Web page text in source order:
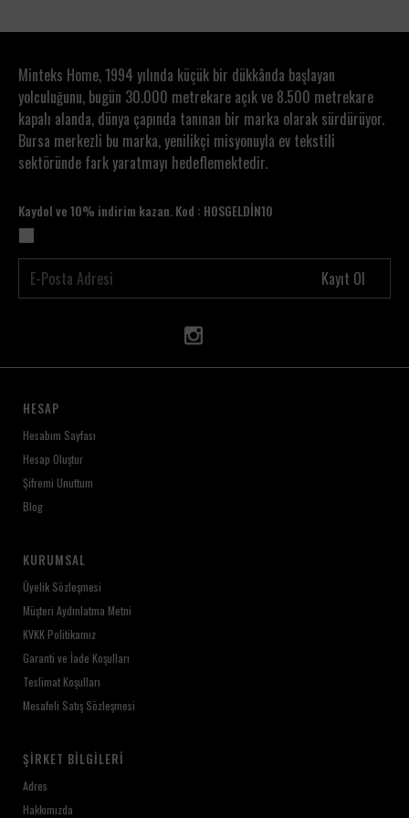
Minteks Home, 1994 yılında küçük bir dükkânda başlayan
yolculuğunu, bugün 30.000 metrekare açık ve 8.500 metrekare
kapalı alanda, dünya çapında tanınan bir marka olarak sürdürüyor.
Bursa merkezli bu marka, yenilikçi misyonuyla ev tekstili
sektöründe fark yaratmayı hedeflemektedir.
Kaydol ve 10% indirim kazan. Kod : HOSGELDİN10
Kayıt Ol
HESAP
Hesabım Sayfası
Hesap Oluştur
Şifremi Unuttum
Blog
KURUMSAL
Üyelik Sözleşmesi
Müşteri Aydınlatma Metni
KVKK Politikamız
Garanti ve İade Koşulları
Teslimat Koşulları
Mesafeli Satış Sözleşmesi
ŞIRKET BILGILERI
Adres
Hakkımızda